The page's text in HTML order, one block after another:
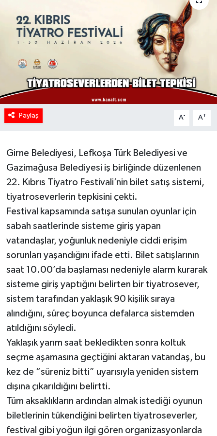
Paylaş A- A+
Girne Belediyesi, Lefkoşa Türk Belediyesi ve
Gazimağusa Belediyesi iş birliğinde düzenlenen
22. Kıbrıs Tiyatro Festivali’nin bilet satış sistemi,
tiyatroseverlerin tepkisini çekti.
Festival kapsamında satışa sunulan oyunlar için
sabah saatlerinde sisteme giriş yapan
vatandaşlar, yoğunluk nedeniyle ciddi erişim
sorunları yaşandığını ifade etti. Bilet satışlarının
saat 10.00’da başlaması nedeniyle alarm kurarak
sisteme giriş yaptığını belirten bir tiyatrosever,
sistem tarafından yaklaşık 90 kişilik sıraya
alındığını, süreç boyunca defalarca sistemden
atıldığını söyledi.
Yaklaşık yarım saat bekledikten sonra koltuk
seçme aşamasına geçtiğini aktaran vatandaş, bu
kez de “süreniz bitti” uyarısıyla yeniden sistem
dışına çıkarıldığını belirtti.
Tüm aksaklıkların ardından almak istediği oyunun
biletlerinin tükendiğini belirten tiyatroseverler,
festival gibi yoğun ilgi gören organizasyonlarda